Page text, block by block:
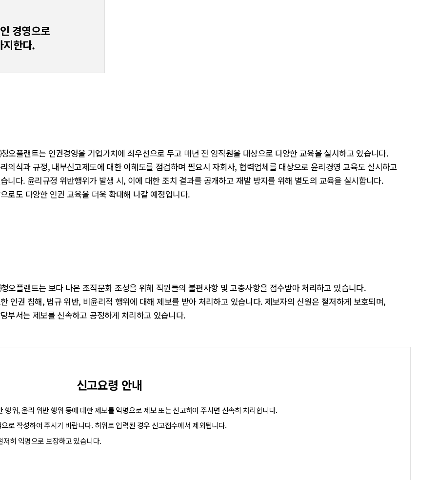
경영으로
지한다.
오플랜트는 인권경영을 기업가치에 최우선으로 두고 매년 전 임직원을 대상으로 다양한 교육을 실시하고 있습니다.
의식과 규정, 내부신고제도에 대한 이해도를 점검하며 필요시 자회사, 협력업체를 대상으로 윤리경영 교육도 실시하고
니다. 윤리규정 위반행위가 발생 시, 이에 대한 조치 결과를 공개하고 재발 방지를 위해 별도의 교육을 실시합니다.
로도 다양한 인권 교육을 더욱 확대해 나갈 예정입니다.
오플랜트는 보다 나은 조직문화 조성을 위해 직원들의 불편사항 및 고충사항을 접수받아 처리하고 있습니다.
인권 침해, 법규 위반, 비윤리적 행위에 대해 제보를 받아 처리하고 있습니다. 제보자의 신원은 철저하게 보호되며,
부서는 제보를 신속하고 공정하게 처리하고 있습니다.
신고요령 안내
행위, 윤리 위반 행위 등에 대한 제보를 익명으로 제보 또는 신고하여 주시면 신속히 처리합니다.
로 작성하여 주시기 바랍니다. 허위로 입력된 경우 신고접수에서 제외됩니다.
저히 익명으로 보장하고 있습니다.